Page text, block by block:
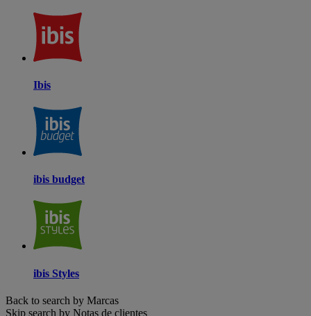
Ibis
ibis budget
ibis Styles
Back to search by Marcas
Skip search by Notas de clientes